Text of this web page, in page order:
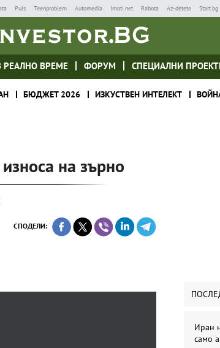
Puls Teenproblem Automedia Imoti.net Rabota Az-deteto Start.bg
РЕАЛНО ВРЕМЕ ФОРУМ СПЕЦИАЛНИ
БЮДЖЕТ 2026 ИЗКУСТВЕН ИНТЕЛЕКТ
на зърно
СПОДЕЛИ:
Иран
само